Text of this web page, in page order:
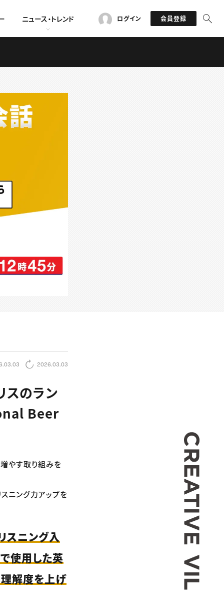
ニュース・トレンド ログイン 会員登録
2026.03.03
スのラン
Beer
やす取り組みを
スニング力アップを
スニング入
使用した英
理解度を上げ